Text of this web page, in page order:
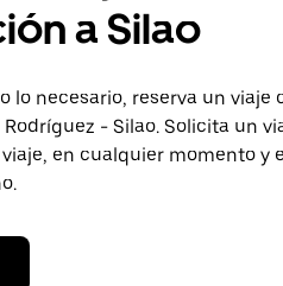
a Silao
lo necesario, reserva un viaje
- Silao. Solicita un
en cualquier momento y